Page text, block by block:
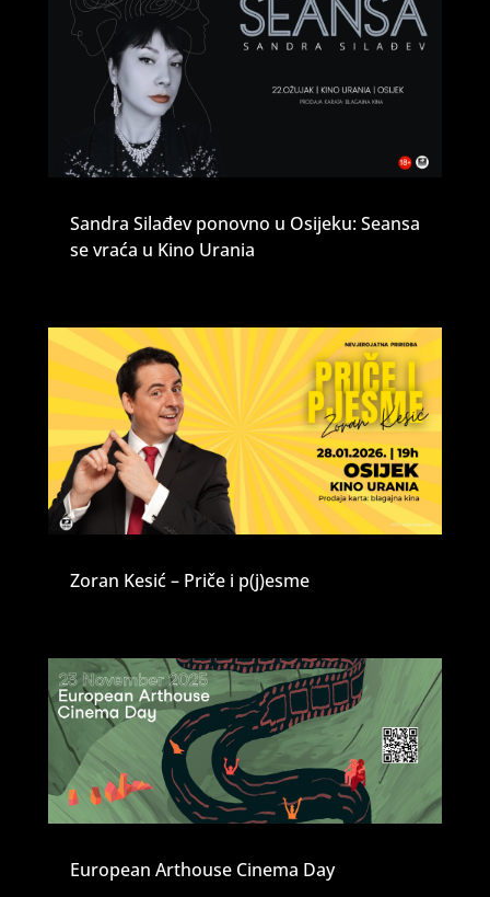
Sandra Silađev ponovno u Osijeku: Seansa
se vraća u Kino Urania
Zoran Kesić – Priče i p(j)esme
European Arthouse Cinema Day